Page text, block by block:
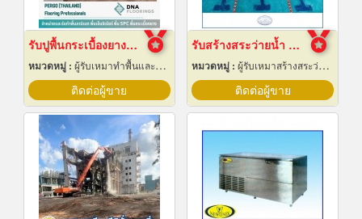
รับปูพื้นกระเบื้องยางลายไม้
หมวดหมู่ : ผู้รับเหมาทำพื้นและทางเดิน
ติดต่อผู้ขาย
รับสร้างสระว่ายน้ำ ราคาถูก
หมวดหมู่ : ผู้รับเหมาสร้างสระว่ายน้ำ
ติดต่อผู้ขาย